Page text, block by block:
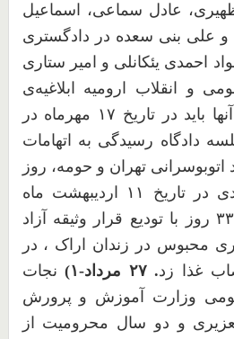
عادل سماعی، اسماعیل
و علی بنی سعده در دادگستری
احمدی یئکانلی و امیر ستاری
و انقلاب ارومیه ابلاغیه‌ی
باید در تاریخ ۱۷ مهرماه در
دادگاه رسیدگی به اتهامات
تهران و حومه، روز
در تاریخ ۱۱ اردیبهشت ماه
۳۳ روز با تودیع قرار وثیقه آزاد
محبوس در زندان اراک ، در
غذا زد.۲۷ مرداد-۱)نجات
وزارت آموزش و پرورش
و دو سال محرومیت از